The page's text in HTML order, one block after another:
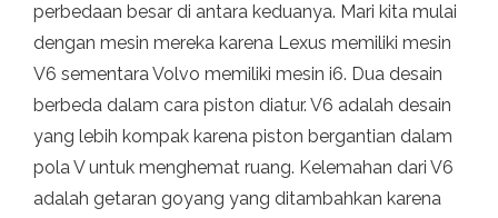
perbedaan besar di antara keduanya. Mari kita mulai
dengan mesin mereka karena Lexus memiliki mesin
V6 sementara Volvo memiliki mesin i6. Dua desain
berbeda dalam cara piston diatur. V6 adalah desain
yang lebih kompak karena piston bergantian dalam
pola V untuk menghemat ruang. Kelemahan dari V6
adalah getaran goyang yang ditambahkan karena